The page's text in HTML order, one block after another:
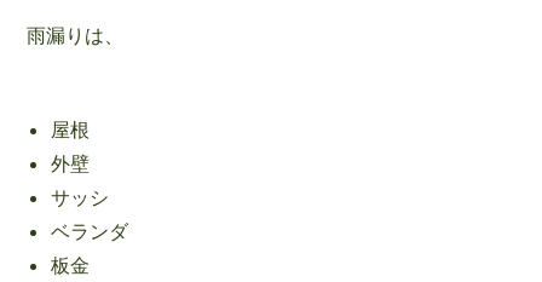
雨漏りは、
屋根
外壁
サッシ
ベランダ
板金